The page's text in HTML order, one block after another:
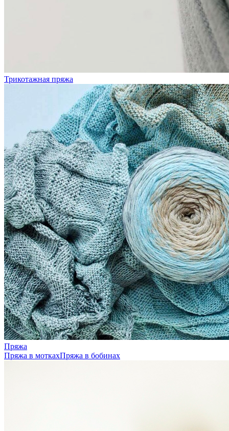
Трикотажная пряжа
Пряжа
Пряжа в моткахПряжа в бобинах